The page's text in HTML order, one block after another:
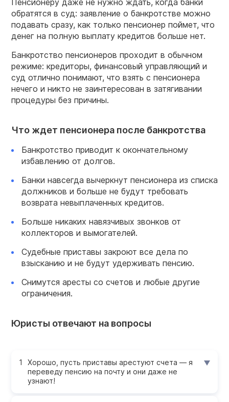
Пенсионеру даже не нужно ждать, когда банки
обратятся в суд: заявление о банкротстве можно
подавать сразу, как только пенсионер поймет, что
денег на полную выплату кредитов больше нет.
Банкротство пенсионеров проходит в обычном
режиме: кредиторы, финансовый управляющий и
суд отлично понимают, что взять с пенсионера
нечего и никто не заинтересован в затягивании
процедуры без причины.
Что ждет пенсионера после банкротства
Банкротство приводит к окончательному
избавлению от долгов.
Банки навсегда вычеркнут пенсионера из списка
должников и больше не будут требовать
возврата невыплаченных кредитов.
Больше никаких навязчивых звонков от
коллекторов и вымогателей.
Судебные приставы закроют все дела по
взысканию и не будут удерживать пенсию.
Снимутся аресты со счетов и любые другие
ограничения.
Юристы отвечают на вопросы
Хорошо, пусть приставы арестуют счета — я
переведу пенсию на почту и они даже не
узнают!